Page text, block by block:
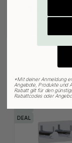
DEAL
*Mit deiner Anmeldung
Angebote, Produkte und
Rabatt gilt für den
Rabattcodes oder